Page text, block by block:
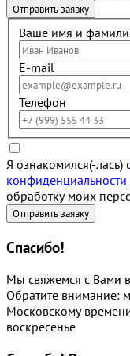
Ваше имя и
E-mail
Телефон
Я ознакомился(-лась)
конфиденциальности
обработку моих
Спасибо!
Мы свяжемся с Вами
Обратите внимание:
Московскому
воскресенье